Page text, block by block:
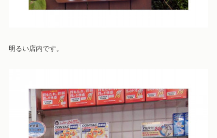
明るい店内です。